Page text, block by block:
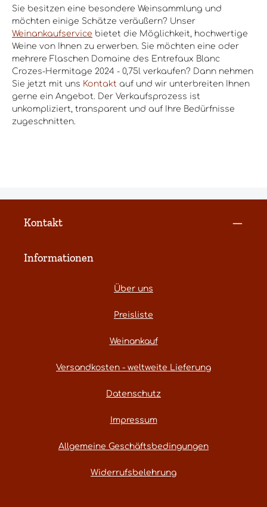
Sie besitzen eine besondere Weinsammlung und
möchten einige Schätze veräußern? Unser
Weinankaufservice bietet die Möglichkeit, hochwertige
Weine von Ihnen zu erwerben. Sie möchten eine oder
mehrere Flaschen Domaine des Entrefaux Blanc
Crozes-Hermitage 2024 - 0,75l verkaufen? Dann nehmen
Sie jetzt mit uns Kontakt auf und wir unterbreiten Ihnen
gerne ein Angebot. Der Verkaufsprozess ist
unkompliziert, transparent und auf Ihre Bedürfnisse
zugeschnitten.
Kontakt
Informationen
Über uns
Preisliste
Weinankauf
Versandkosten - weltweite Lieferung
Datenschutz
Impressum
Allgemeine Geschäftsbedingungen
Widerrufsbelehrung